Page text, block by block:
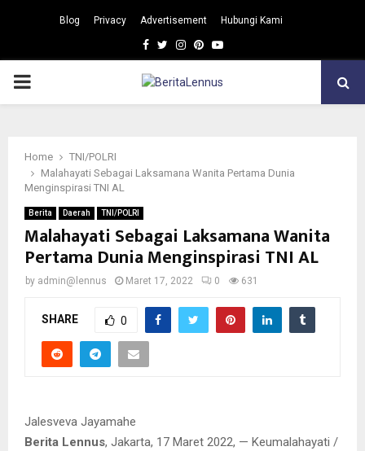
Blog Privacy Advertisement Hubungi Kami
Facebook
TwitterInstagram
Pinterest
Youtube
PRIMARY
Home
TNI/POLRI
Malahayati Sebagai Laksamana Wanita Pertama Dunia
Menginspirasi TNI AL
Berita Daerah TNI/POLRI
Malahayati Sebagai Laksamana Wanita
Pertama Dunia Menginspirasi TNI AL
by admin@lennus Maret 17, 2022 0 631
SHARE 0
Jalesveva Jayamahe
Berita Lennus, Jakarta, 17 Maret 2022, — Keumalahayati /